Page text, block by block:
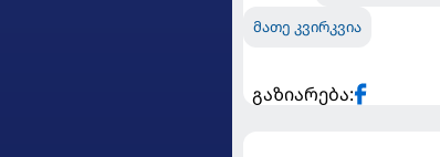
მათე კვირკვია
გაზიარება: